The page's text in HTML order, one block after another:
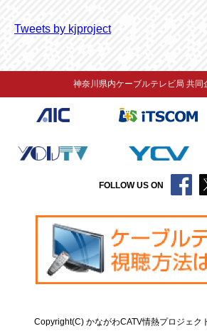
Tweets by kjproject
神奈川県内ケーブルテレビ局 共同
FOLLOW US ON
Copyright(C) かながわCATV情熱プロジェク